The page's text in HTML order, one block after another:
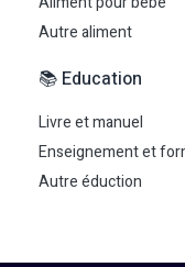
Autre aliment
📚 Education
Livre et manuel
Enseignement et
Autre éduction